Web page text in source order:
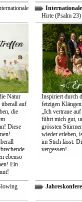
Natur
überall auf
die
Diese
ebenso
Ein
Hirte (Psalm 23)
Inspiriert durch
fetzigen
„Ich vertraue
führt mich gut,
grössten
wieder erleben,
im Stich lässt.
vergessen!